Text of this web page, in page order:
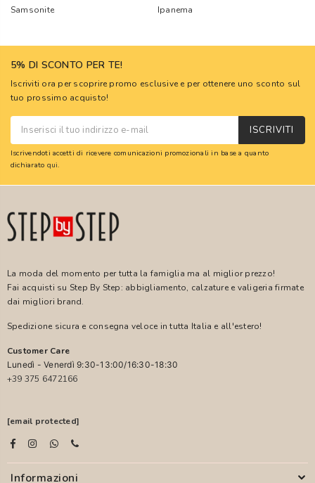
Samsonite
Ipanema
5% DI SCONTO PER TE!
Iscriviti ora per scoprire promo esclusive e per ottenere uno sconto sul
tuo prossimo acquisto!
ISCRIVITI
Iscrivendoti accetti di ricevere comunicazioni promozionali in base a quanto
dichiarato qui.
La moda del momento per tutta la famiglia ma al miglior prezzo!
Fai acquisti su Step By Step: abbigliamento, calzature e valigeria firmate
dai migliori brand.
Spedizione sicura e consegna veloce in tutta Italia e all'estero!
Customer Care
Lunedì - Venerdì 9:30-13:00/16:30-18:30
+39 375 6472166
[email protected]
Informazioni